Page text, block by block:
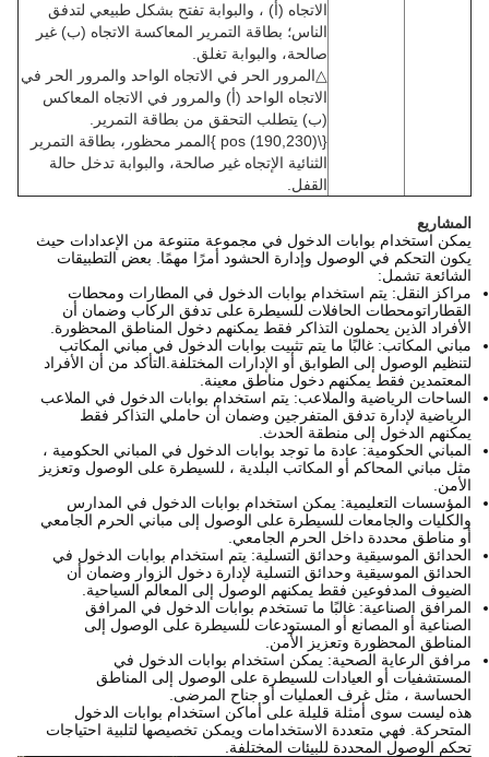
الاتجاه (أ) ، والبوابة تفتح بشكل طبيعي لتدفق
الناس؛ بطاقة التمرير المعاكسة الاتجاه (ب) غير
صالحة، والبوابة تغلق.
△المرور الحر في الاتجاه الواحد والمرور الحر في
الاتجاه الواحد (أ) والمرور في الاتجاه المعاكس
(ب) يتطلب التحقق من بطاقة التمرير.
{\pos (190,230) }الممر محظور، بطاقة التمرير
الثنائية الإتجاه غير صالحة، والبوابة تدخل حالة
القفل.
المشاريع
يمكن استخدام بوابات الدخول في مجموعة متنوعة من الإعدادات حيث
يكون التحكم في الوصول وإدارة الحشود أمرًا مهمًا. بعض التطبيقات
الشائعة تشمل:
مراكز النقل: يتم استخدام بوابات الدخول في المطارات ومحطات
القطاراتومحطات الحافلات للسيطرة على تدفق الركاب وضمان أن
الأفراد الذين يحملون التذاكر فقط يمكنهم دخول المناطق المحظورة.
مباني المكاتب: غالبًا ما يتم تثبيت بوابات الدخول في مباني المكاتب
لتنظيم الوصول إلى الطوابق أو الإدارات المختلفة.التأكد من أن الأفراد
المعتمدين فقط يمكنهم دخول مناطق معينة.
الساحات الرياضية والملاعب: يتم استخدام بوابات الدخول في الملاعب
الرياضية لإدارة تدفق المتفرجين وضمان أن حاملي التذاكر فقط
يمكنهم الدخول إلى منطقة الحدث.
المباني الحكومية: عادة ما توجد بوابات الدخول في المباني الحكومية ،
مثل مباني المحاكم أو المكاتب البلدية ، للسيطرة على الوصول وتعزيز
الأمن.
المؤسسات التعليمية: يمكن استخدام بوابات الدخول في المدارس
والكليات والجامعات للسيطرة على الوصول إلى مباني الحرم الجامعي
أو مناطق محددة داخل الحرم الجامعي.
الحدائق الموسيقية وحدائق التسلية: يتم استخدام بوابات الدخول في
الحدائق الموسيقية وحدائق التسلية لإدارة دخول الزوار وضمان أن
الضيوف المدفوعين فقط يمكنهم الوصول إلى المعالم السياحية.
المرافق الصناعية: غالبًا ما تستخدم بوابات الدخول في المرافق
الصناعية أو المصانع أو المستودعات للسيطرة على الوصول إلى
المناطق المحظورة وتعزيز الأمن.
مرافق الرعاية الصحية: يمكن استخدام بوابات الدخول في
المستشفيات أو العيادات للسيطرة على الوصول إلى المناطق
الحساسة ، مثل غرف العمليات أو جناح المرضى.
هذه ليست سوى أمثلة قليلة على أماكن استخدام بوابات الدخول
المتحركة. فهي متعددة الاستخدامات ويمكن تخصيصها لتلبية احتياجات
تحكم الوصول المحددة للبيئات المختلفة.